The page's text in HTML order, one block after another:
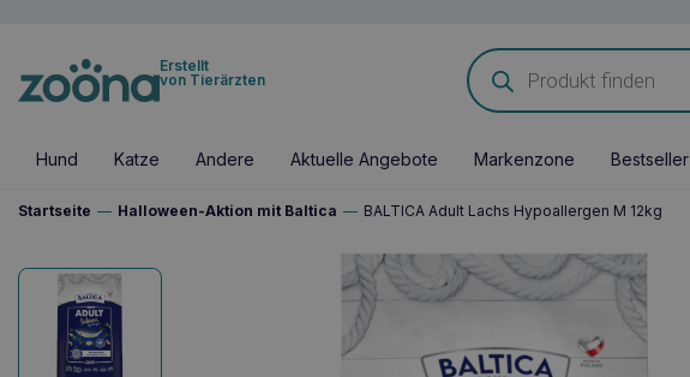
Erstellt
von Tierärzten
Products
search
Hund Katze Andere Aktuelle Angebote Markenzone Bestseller
Startseite — Halloween-Aktion mit Baltica — BALTICA Adult Lachs Hypoallergen M 12kg